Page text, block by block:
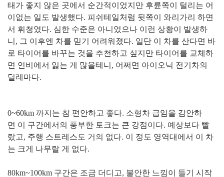
태가 좋지 않은 곳에서 순간적이었지만 후륜쪽이 털리는 어
이없는 일도 발생했다. 피쉬테일처럼 뒷쪽이 와리가리 하면
서 휘청였다. 심한 수준은 아니었으나 이런 상황이 발생하
니, 그 이후엔 차를 믿기 어려워졌다. 일단 이 차를 산다면 바
로 타이어를 바꾸는 것을 추천하고 싶지만 타이어를 교체하
면 연비에서 잃는 게 많을테니, 어쩌면 아이오닉 전기차의
딜레마다.
0~60km 까지는 참 편안하고 좋다. 소형차 급임을 감안하
면 이 구간에서의 풍부한 토크는 큰 강점이다. 예상보다 빨
랐고, 주행 스트레스도 거의 없다. 이 정도 영역대에서 이 차
는 크게 나무랄 게 없다.
80km~100km 구간은 조금 더디고, 불안한 느낌이 들기 시작